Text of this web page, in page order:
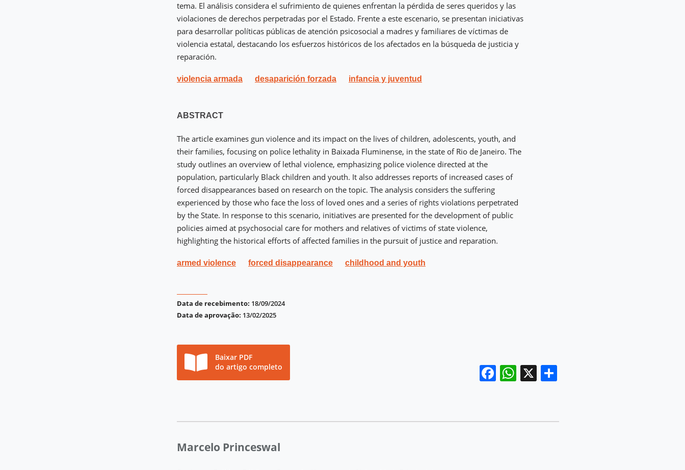
tema. El análisis considera el sufrimiento de quienes enfrentan la pérdida de seres queridos y las
violaciones de derechos perpetradas por el Estado. Frente a este escenario, se presentan iniciativas
para desarrollar políticas públicas de atención psicosocial a madres y familiares de víctimas de
violencia estatal, destacando los esfuerzos históricos de los afectados en la búsqueda de justicia y
reparación.
violencia armada desaparición forzada infancia y juventud
ABSTRACT
The article examines gun violence and its impact on the lives of children, adolescents, youth, and
their families, focusing on police lethality in Baixada Fluminense, in the state of Rio de Janeiro. The
study outlines an overview of lethal violence, emphasizing police violence directed at the
population, particularly Black children and youth. It also addresses reports of increased cases of
forced disappearances based on research on the topic. The analysis considers the suffering
experienced by those who face the loss of loved ones and a series of rights violations perpetrated
by the State. In response to this scenario, initiatives are presented for the development of public
policies aimed at psychosocial care for mothers and relatives of victims of state violence,
highlighting the historical efforts of affected families in the pursuit of justice and reparation.
armed violence forced disappearance childhood and youth
Data de recebimento: 18/09/2024
Data de aprovação: 13/02/2025
Baixar PDF
do artigo completo
Facebook
WhatsApp
X
Marcelo Princeswal